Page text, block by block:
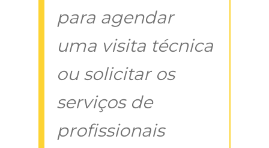
para agendar
uma visita técnica
ou solicitar os
serviços de
profissionais